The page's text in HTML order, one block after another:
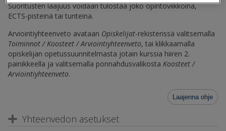
Suoritusten laajuus voidaan tulostaa joko opintoviikkoina,
ECTS-pisteinä tai tunteina.
Arviointiyhteenveto avataan Opiskelijat-rekisterissä valitsemalla
Toiminnot / Koosteet / Arviointiyhteenveto, tai klikkaamalla
opiskelijan opetussuunnitelmasta jotain kurssia hiiren 2.
painikkeella ja valitsemalla ponnahdusvalikosta Koosteet /
Arviointiyhteenveto.
Laajenna ohje
Yhteenvedon asetukset